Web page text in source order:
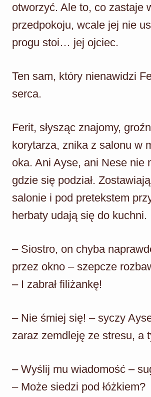
otworzyć. Ale to, co zastaje
przedpokoju, wcale jej nie
progu stoi… jej ojciec.
Ten sam, który nienawidzi
serca.
Ferit, słysząc znajomy,
korytarza, znika z salonu w
oka. Ani Ayse, ani Nese nie
gdzie się podział.
salonie i pod pretekstem
herbaty udają się do kuchni.
– Siostro, on chyba
przez okno – szepcze
– I zabrał filiżankę!
– Nie śmiej się! – syczy
zaraz zemdleję ze stresu, a
– Wyślij mu wiadomość –
– Może siedzi pod łóżkiem?